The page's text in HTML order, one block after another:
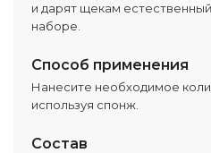
и дарят щекам
наборе.
Способ применения
Нанесите необходимое
используя спонж.
Состав